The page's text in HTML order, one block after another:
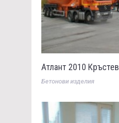
Атлант 2010 Кръстев
Бетонови изделия